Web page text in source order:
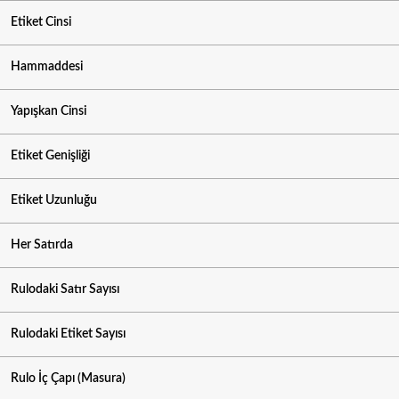
Etiket Cinsi
Hammaddesi
Yapışkan Cinsi
Etiket Genişliği
Etiket Uzunluğu
Her Satırda
Rulodaki Satır Sayısı
Rulodaki Etiket Sayısı
Rulo İç Çapı (Masura)